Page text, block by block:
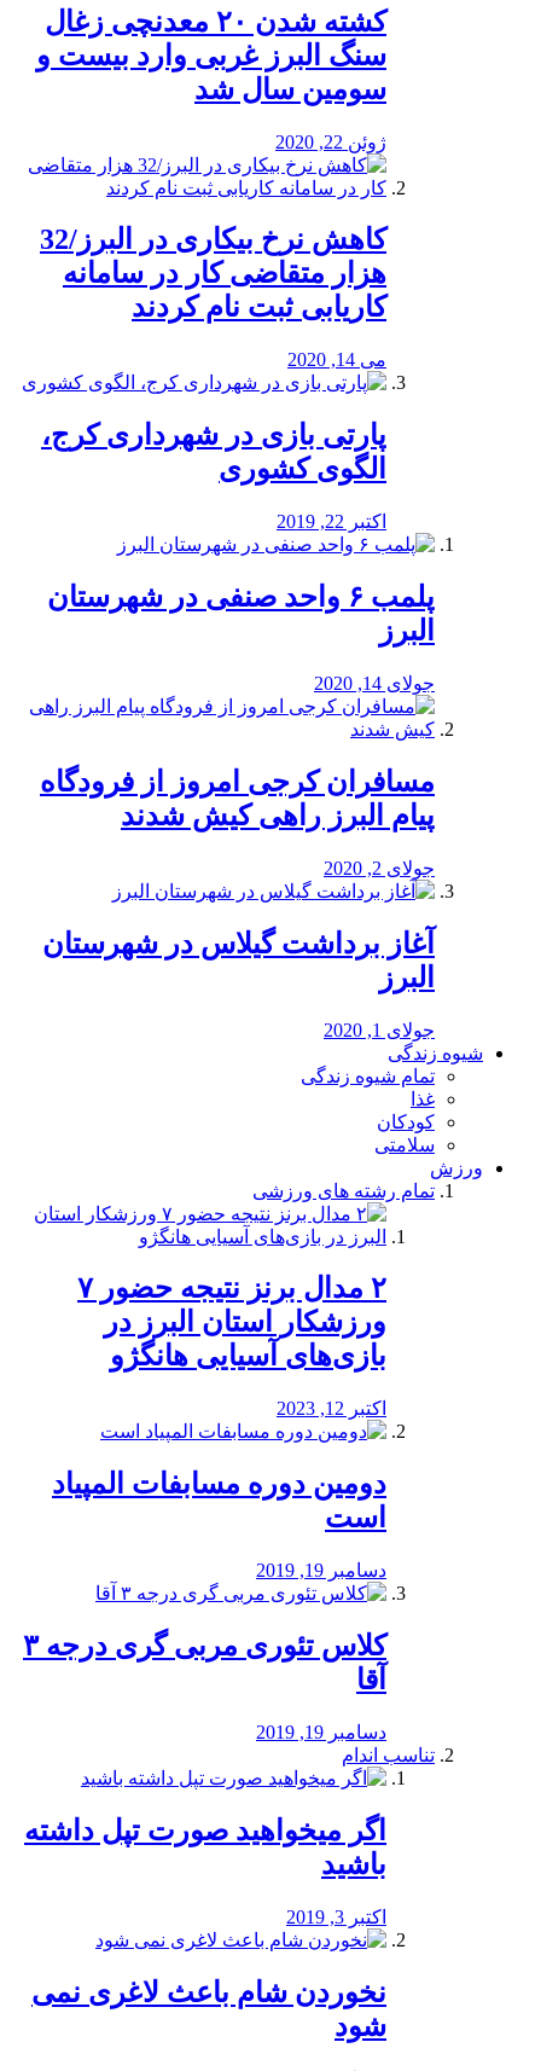
کشته شدن ۲۰ معدنچی زغال
سنگ البرز غربی وارد بیست و
سومین سال شد
ژوئن 22, 2020
کاهش نرخ بیکاری در البرز/32
هزار متقاضی کار در سامانه
کاریابی ثبت نام کردند
می 14, 2020
پارتی بازی در شهرداری کرج،
الگوی کشوری
اکتبر 22, 2019
پلمب ۶ واحد صنفی در شهرستان
البرز
جولای 14, 2020
مسافران کرجی امروز از فرودگاه
پیام البرز راهی کیش شدند
جولای 2, 2020
آغاز برداشت گیلاس در شهرستان
البرز
جولای 1, 2020
شیوه زندگی
تمام شیوه زندگی
غذا
کودکان
سلامتی
ورزش
تمام رشته های ورزشی
۲ مدال برنز نتیجه حضور ۷
ورزشکار استان البرز در
بازی‌های آسیایی هانگژو
اکتبر 12, 2023
دومین دوره مسابفات المپیاد
است
دسامبر 19, 2019
کلاس تئوری مربی گری درجه ۳
آقا
دسامبر 19, 2019
تناسب اندام
اگر میخواهید صورت تپل داشته
باشید
اکتبر 3, 2019
نخوردن شام باعث لاغری نمی
‌شود